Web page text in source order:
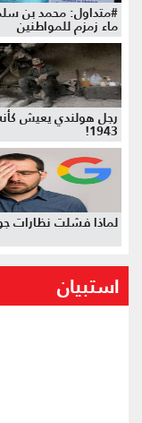
#متداول: محمد بن
ماء زمزم للمواطنين
رجل هولندي يعيش
1943!
لماذا فشلت نظارات
استبيان